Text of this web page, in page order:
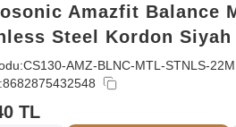
Amazfit Balance
Steel Kordon Siyah
CS130-AMZ-BLNC-MTL-STNLS-
8682875432548
TL